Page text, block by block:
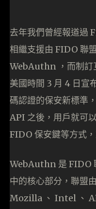
去年我們曾經報道過
相繼支援由 FIDO 聯
WebAuthn ，而制訂
美國時間 3 月 4 日宣
碼認證的保安新標準
API 之後，用戶就可
FIDO 保安鍵等方式
WebAuthn 是 FIDO
中的核心部分，聯盟
Mozilla 、 Intel 、